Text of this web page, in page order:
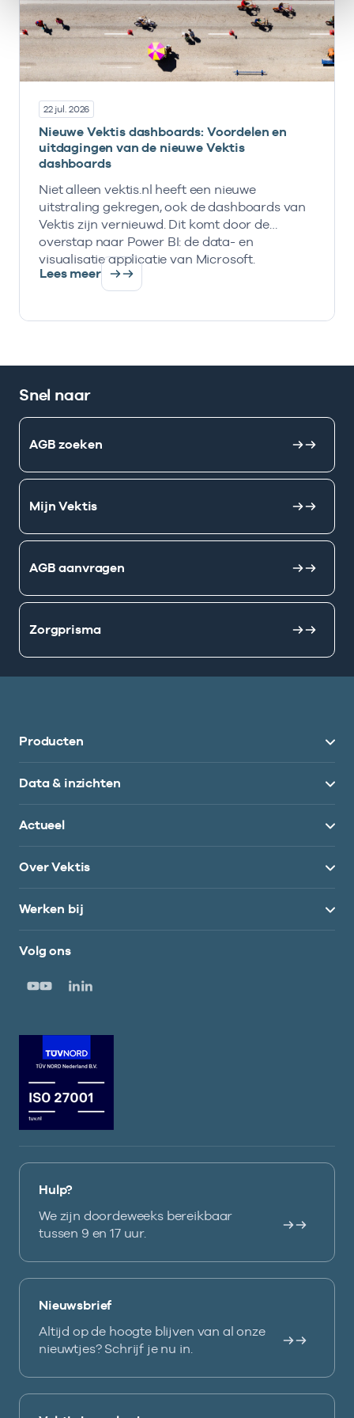
22 jul. 2026
Nieuwe Vektis dashboards: Voordelen en
uitdagingen van de nieuwe Vektis
dashboards
Niet alleen vektis.nl heeft een nieuwe
uitstraling gekregen, ook de dashboards van
Vektis zijn vernieuwd. Dit komt door de
overstap naar Power BI: de data- en
visualisatie applicatie van Microsoft.
Lees meer
Snel naar
AGB zoeken
Mijn Vektis
AGB aanvragen
Zorgprisma
Producten
Data & inzichten
Actueel
Over Vektis
Werken bij
Volg ons
Hulp?
We zijn doordeweeks bereikbaar
tussen 9 en 17 uur.
Nieuwsbrief
Altijd op de hoogte blijven van al onze
nieuwtjes? Schrijf je nu in.